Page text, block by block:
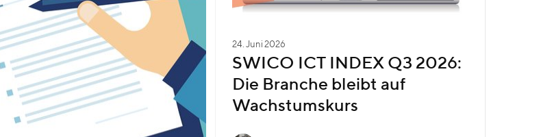
24. Juni 2026
SWICO ICT INDEX Q3 2026:
Die Branche bleibt auf
Wachstumskurs